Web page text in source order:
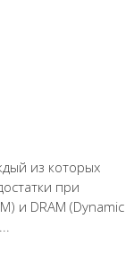
из которых
при
и DRAM (Dynamic